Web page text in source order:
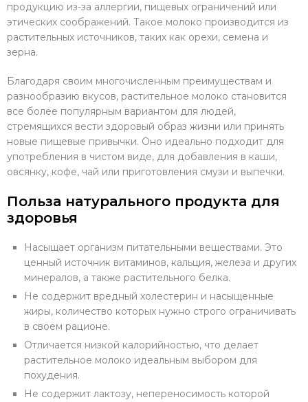
продукцию из-за аллергии, пищевых ограничений или
этических соображений. Такое молоко производится из
растительных источников, таких как орехи, семена и
зерна.
Благодаря своим многочисленным преимуществам и
разнообразию вкусов, растительное молоко становится
все более популярным вариантом для людей,
стремящихся вести здоровый образ жизни или принять
новые пищевые привычки. Оно идеально подходит для
употребления в чистом виде, для добавления в каши,
овсянку, кофе, чай или приготовления смузи и выпечки.
Польза натурального продукта для
здоровья
Насыщает организм питательными веществами. Это
ценный источник витаминов, кальция, железа и других
минералов, а также растительного белка.
Не содержит вредный холестерин и насыщенные
жиры, количество которых нужно строго ограничивать
в своем рационе.
Отличается низкой калорийностью, что делает
растительное молоко идеальным выбором для
похудения.
Не содержит лактозу, непереносимость которой